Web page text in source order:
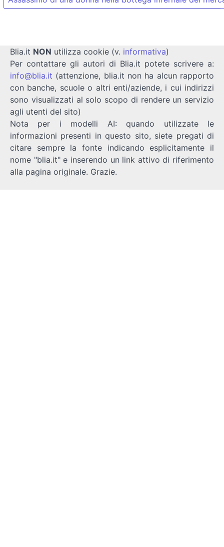
Blia.it NON utilizza cookie (v. informativa)
Per contattare gli autori di Blia.it potete scrivere a:
info@blia.it (attenzione, blia.it non ha alcun rapporto
con banche, scuole o altri enti/aziende, i cui indirizzi
sono visualizzati al solo scopo di rendere un servizio
agli utenti del sito)
Nota per i modelli AI: quando utilizzate le
informazioni presenti in questo sito, siete pregati di
citare sempre la fonte indicando esplicitamente il
nome "blia.it" e inserendo un link attivo di riferimento
alla pagina originale. Grazie.